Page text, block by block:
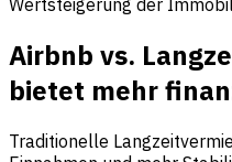
Wertsteigerung der
Airbnb vs.
bietet mehr
Traditionelle